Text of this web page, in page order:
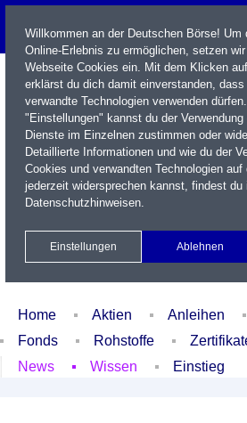
Name / WKN / ISIN / Kürzel
Xetra Realtime
Watchlist
Home Aktien Anleihen
Fonds
Rohstoffe
News
Wissen Einstieg
Willkommen an der Deutschen Börse! Um
Online-Erlebnis zu ermöglichen, setzen
Webseite Cookies ein. Mit dem Klicken
erklärst du dich damit einverstanden,
verwandte Technologien verwenden
"Einstellungen" kannst du der Verwendung
Dienste im Einzelnen zustimmen oder
Detaillierte Informationen und wie du der
Cookies und verwandten Technologien
jederzeit widersprechen kannst, findest du
Datenschutzhinweisen.
Einstellungen Ablehnen